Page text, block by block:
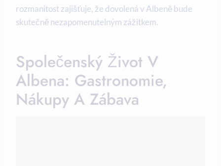
rozmanitost zajišťuje, že dovolená v Albeně bude
skutečně nezapomenutelným zážitkem.
Společenský Život V
Albena: Gastronomie,
Nákupy A Zábava